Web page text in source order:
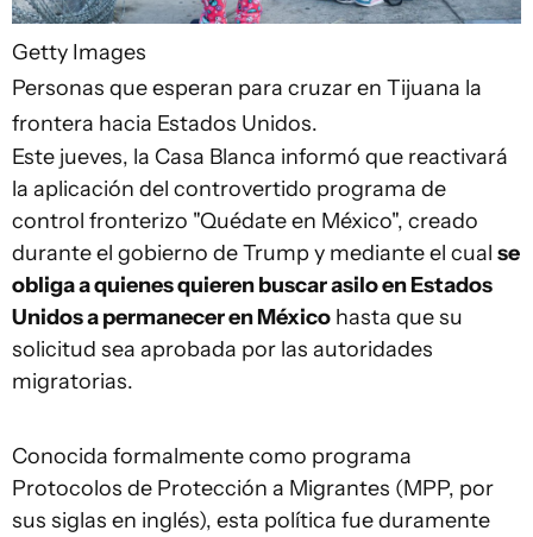
Getty Images
Personas que esperan para cruzar en Tijuana la
frontera hacia Estados Unidos.
Este jueves, la Casa Blanca informó que reactivará
la aplicación del controvertido programa de
control fronterizo "Quédate en México", creado
durante el gobierno de Trump y mediante el cual se
obliga a quienes quieren buscar asilo en Estados
Unidos a permanecer en México hasta que su
solicitud sea aprobada por las autoridades
migratorias.
Conocida formalmente como programa
Protocolos de Protección a Migrantes (MPP, por
sus siglas en inglés), esta política fue duramente